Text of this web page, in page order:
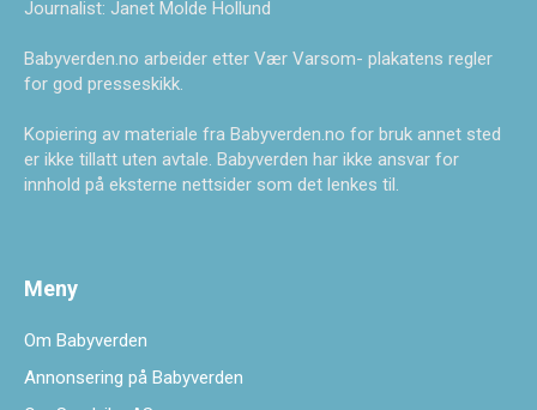
Journalist: Janet Molde Hollund
Babyverden.no arbeider etter Vær Varsom- plakatens regler
for god presseskikk.
Kopiering av materiale fra Babyverden.no for bruk annet sted
er ikke tillatt uten avtale. Babyverden har ikke ansvar for
innhold på eksterne nettsider som det lenkes til.
Meny
Om Babyverden
Annonsering på Babyverden